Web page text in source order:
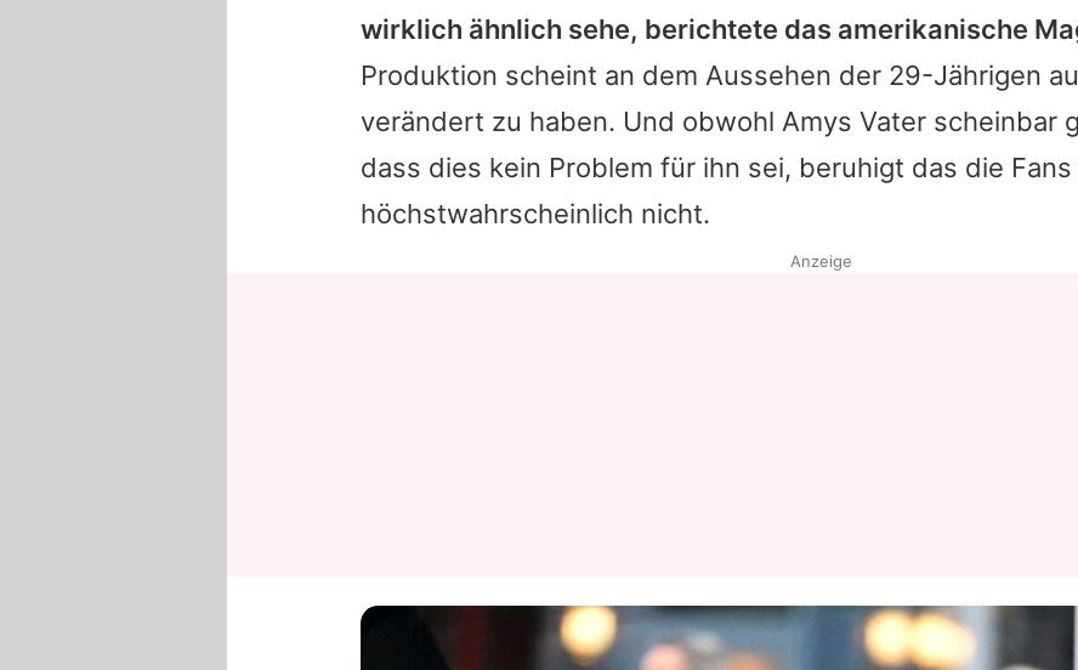
wirklich ähnlich sehe, berichtete das amerikanische
Produktion scheint an dem Aussehen der 29-Jährigen
verändert zu haben. Und obwohl Amys Vater scheinbar
dass dies kein Problem für ihn sei, beruhigt das die Fans
höchstwahrscheinlich nicht.
Anzeige